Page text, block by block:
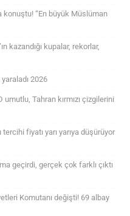
konuştu! “En büyük Müslüman
kazandığı kupalar, rekorlar,
2026
umutlu, Tahran kırmızı çizgilerini
fiyatı yarı yarıya düşürüyor
geçirdi, gerçek çok farklı çıktı
Komutanı değişti! 69 albay